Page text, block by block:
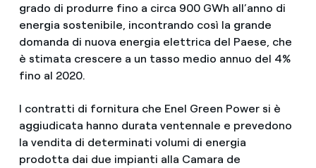
grado di produrre fino a circa 900 GWh all’anno di
energia sostenibile, incontrando così la grande
domanda di nuova energia elettrica del Paese, che
è stimata crescere a un tasso medio annuo del 4%
fino al 2020.
I contratti di fornitura che Enel Green Power si è
aggiudicata hanno durata ventennale e prevedono
la vendita di determinati volumi di energia
prodotta dai due impianti alla Camara de